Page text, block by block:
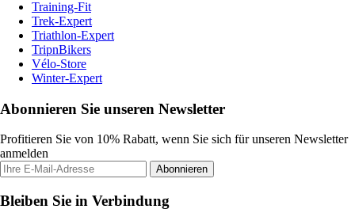
Training-Fit
Trek-Expert
Triathlon-Expert
TripnBikers
Vélo-Store
Winter-Expert
Abonnieren Sie unseren Newsletter
Profitieren Sie von 10% Rabatt, wenn Sie sich für unseren Newsletter
anmelden
Abonnieren
Bleiben Sie in Verbindung